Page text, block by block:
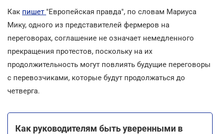
Как пишет "Европейская правда", по словам Мариуса
Мику, одного из представителей фермеров на
переговорах, соглашение не означает немедленного
прекращения протестов, поскольку на их
продолжительность могут повлиять будущие переговоры
с перевозчиками, которые будут продолжаться до
четверга.
Как руководителям быть уверенными в